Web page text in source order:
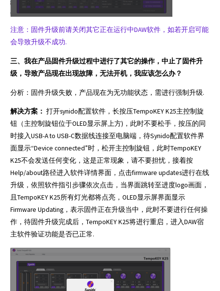
注意：固件升级前请关闭其它正在运行中DAW软件，如若开启可能
会导致升级不成功.
三、我在产品固件升级过程中进行了其它的操作，中止了固件升
级，导致产品现在出现故障，无法开机，我应该怎么办？
分析：固件升级失败，产品现在为无功能状态，需进行强制升级.
解决方案：打开synido配置软件，长按压TempoKEY K25主控制旋
钮（主控制旋钮位于OLED显示屏上方)，此时不要松手，按压的同
时接入USB-A to USB-C数据线连接至电脑端，待Synido配置软件界
面显示“Device connected”时，松开主控制旋钮，此时TempoKEY
K25不会发送任何变化，这是正常现象，请不要担忧，接着按
Help/about路径进入软件详情界面，点击firmware updates进行在线
升级，依照软件指引步骤依次点击，当界面跳转至进度logo画面，
且TempoKEY K25所有灯光都将点亮，OLED显示屏界面显示
Firmware Updating，表示固件正在升级当中，此时不要进行任何操
作，待固件升级完成后，TempoKEY K25将进行重启，进入DAW宿
主软件验证功能是否已正常.